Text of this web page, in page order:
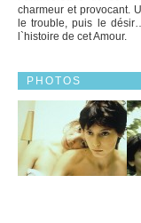
charmeur et provocant.
le trouble, puis le
l`histoire de cet Amour.
PHOTOS